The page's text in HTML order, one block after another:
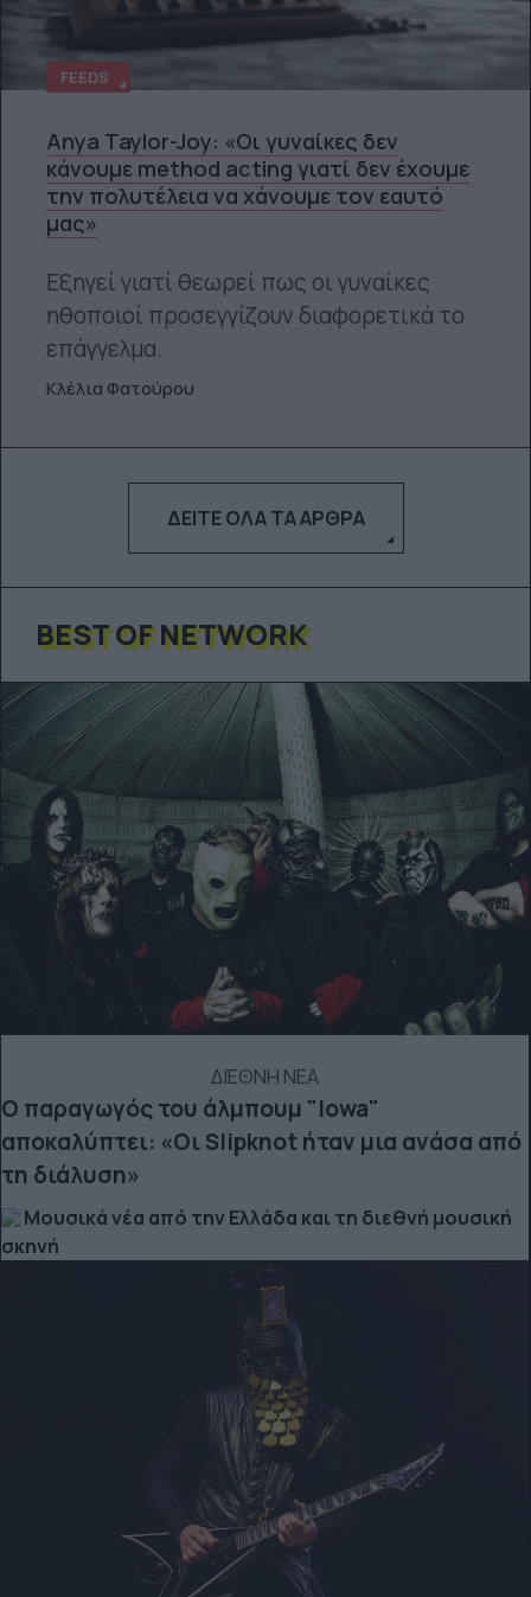
FEEDS
Anya Taylor-Joy: «Οι γυναίκες δεν
κάνουμε method acting γιατί δεν έχουμε
την πολυτέλεια να χάνουμε τον εαυτό
μας»
Εξηγεί γιατί θεωρεί πως οι γυναίκες
ηθοποιοί προσεγγίζουν διαφορετικά το
επάγγελμα.
Κλέλια Φατούρου
ΔΕΊΤΕ ΌΛΑ ΤΑ ΆΡΘΡΑ
BEST OF NETWORK
ΔΙΕΘΝΗ ΝΕΑ
Ο παραγωγός του άλμπουμ "Iowa"
αποκαλύπτει: «Οι Slipknot ήταν μια ανάσα από
τη διάλυση»
Μουσικά νέα από την Ελλάδα και τη διεθνή μουσική
σκηνή